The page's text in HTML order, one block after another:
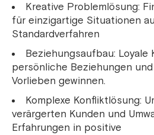
Kreative Problemlösung:
für einzigartige Situationen
Standardverfahren
Beziehungsaufbau: Loyale
persönliche Beziehungen
Vorlieben gewinnen.
Komplexe Konfliktlösung:
verärgerten Kunden und
Erfahrungen in positive